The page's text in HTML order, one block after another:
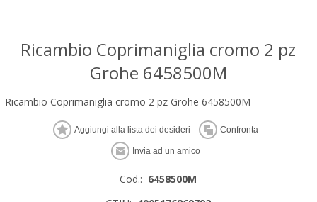
Ricambio Coprimaniglia cromo 2 pz
Grohe 6458500M
Ricambio Coprimaniglia cromo 2 pz Grohe 6458500M
Cod.: 6458500M